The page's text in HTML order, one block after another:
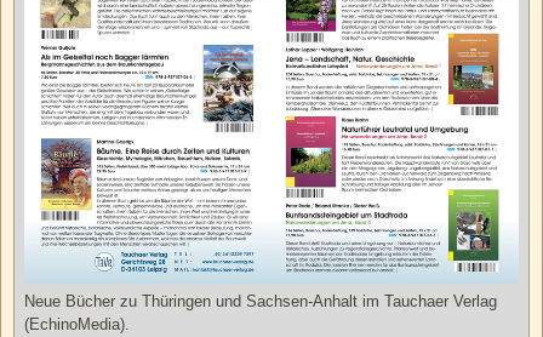
Neue Bücher zu Thüringen und Sachsen-Anhalt im Tauchaer Verlag
(EchinoMedia).